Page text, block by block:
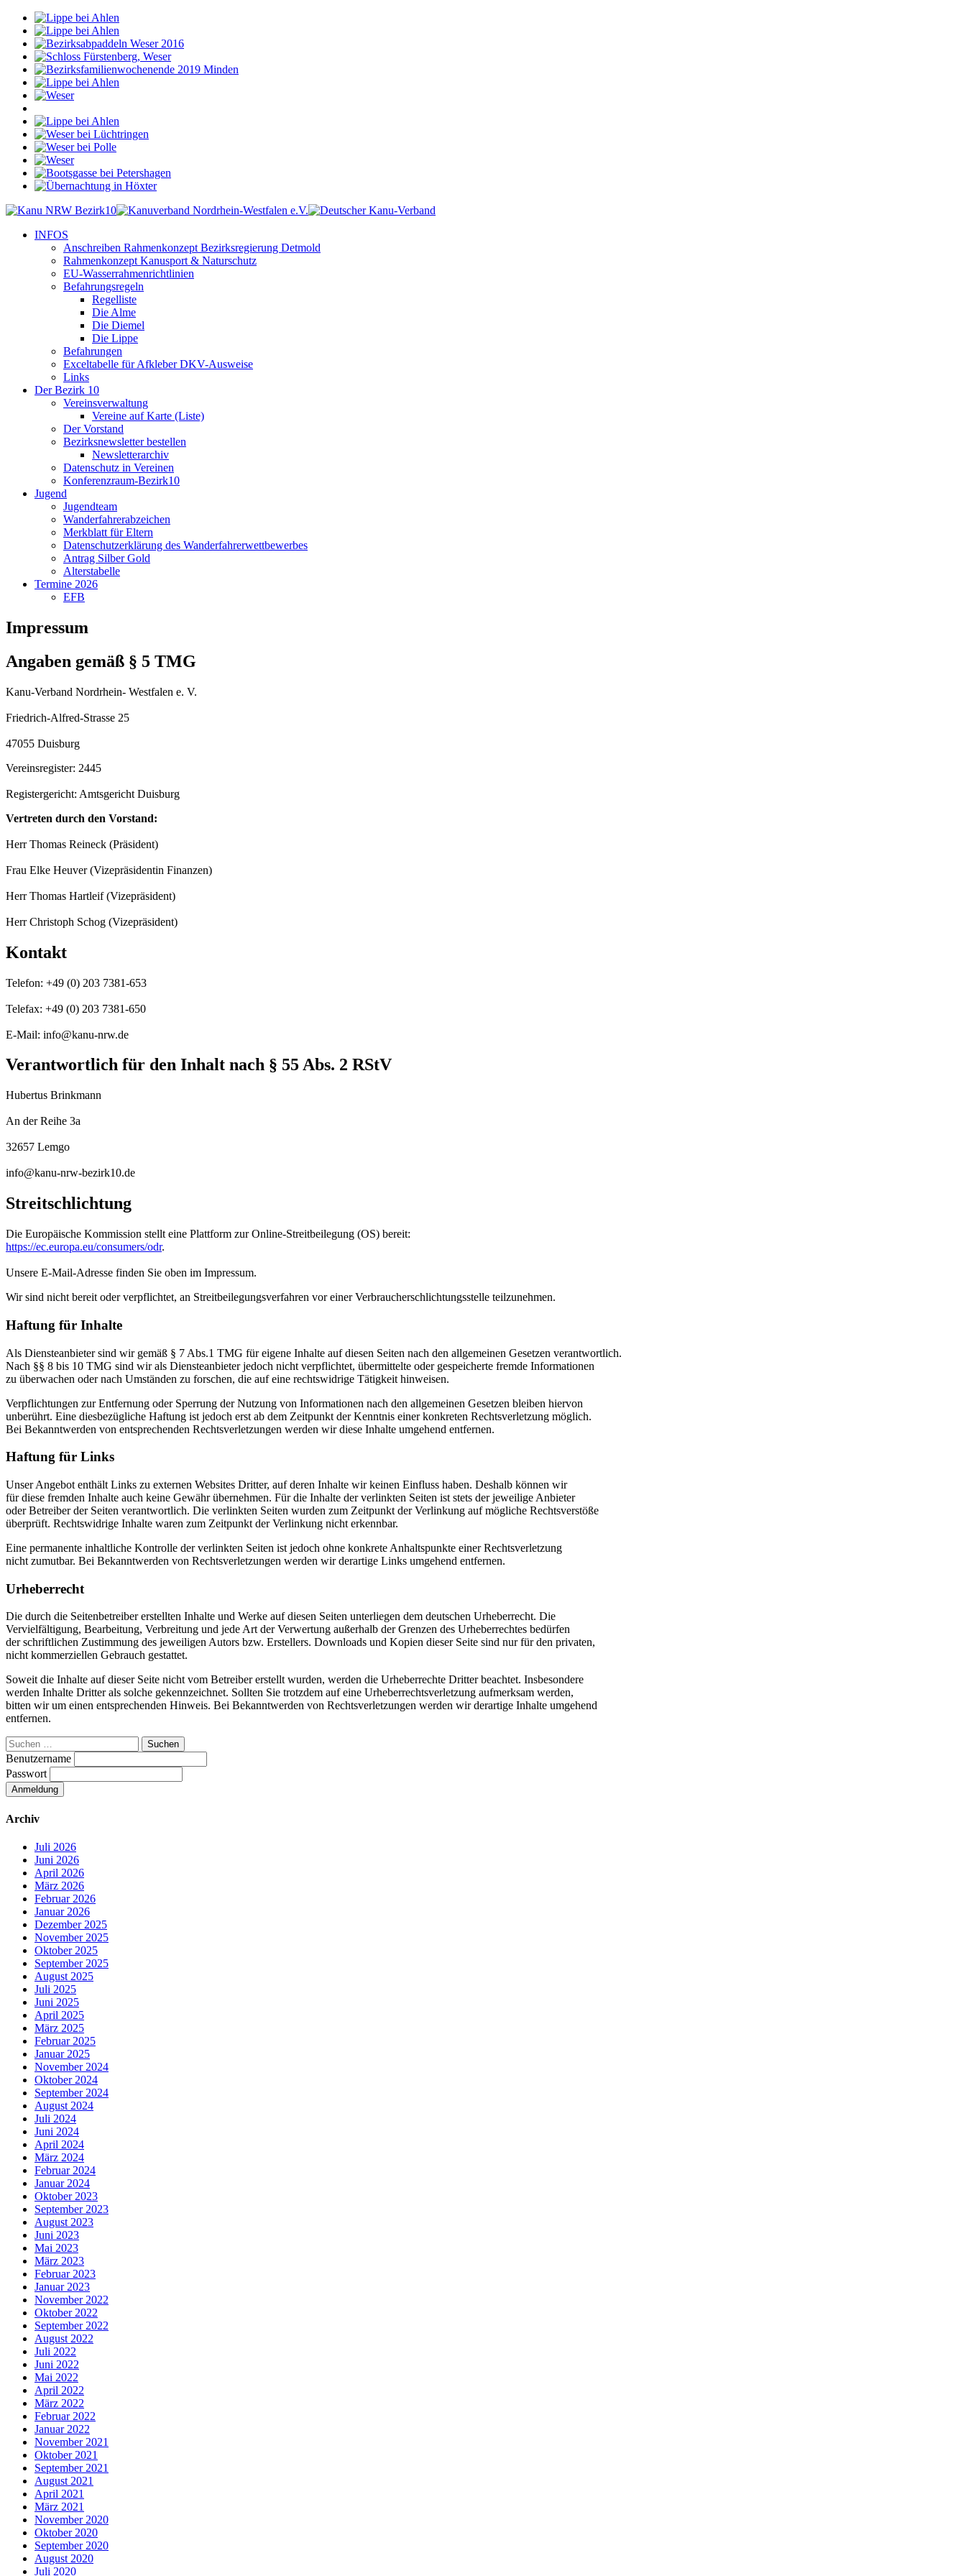
INFOS
Anschreiben Rahmenkonzept Bezirksregierung Detmold
Rahmenkonzept Kanusport & Naturschutz
EU-Wasserrahmenrichtlinien
Befahrungsregeln
Regelliste
Die Alme
Die Diemel
Die Lippe
Befahrungen
Exceltabelle für Afkleber DKV-Ausweise
Links
Der Bezirk 10
Vereinsverwaltung
Vereine auf Karte (Liste)
Der Vorstand
Bezirksnewsletter bestellen
Newsletterarchiv
Datenschutz in Vereinen
Konferenzraum-Bezirk10
Jugend
Jugendteam
Wanderfahrerabzeichen
Merkblatt für Eltern
Datenschutzerklärung des Wanderfahrerwettbewerbes
Antrag Silber Gold
Alterstabelle
Termine 2026
EFB
Impressum
Angaben gemäß § 5 TMG
Kanu-Verband Nordrhein- Westfalen e. V.
Friedrich-Alfred-Strasse 25
47055 Duisburg
Vereinsregister: 2445
Registergericht: Amtsgericht Duisburg
Vertreten durch den Vorstand:
Herr Thomas Reineck (Präsident)
Frau Elke Heuver (Vizepräsidentin Finanzen)
Herr Thomas Hartleif (Vizepräsident)
Herr Christoph Schog (Vizepräsident)
Kontakt
Telefon: +49 (0) 203 7381-653
Telefax: +49 (0) 203 7381-650
E-Mail: info@kanu-nrw.de
Verantwortlich für den Inhalt nach § 55 Abs. 2 RStV
Hubertus Brinkmann
An der Reihe 3a
32657 Lemgo
info@kanu-nrw-bezirk10.de
Streitschlichtung
Die Europäische Kommission stellt eine Plattform zur Online-Streitbeilegung (OS) bereit:
https://ec.europa.eu/consumers/odr.
Unsere E-Mail-Adresse finden Sie oben im Impressum.
Wir sind nicht bereit oder verpflichtet, an Streitbeilegungsverfahren vor einer Verbraucherschlichtungsstelle teilzunehmen.
Haftung für Inhalte
Als Diensteanbieter sind wir gemäß § 7 Abs.1 TMG für eigene Inhalte auf diesen Seiten nach den allgemeinen Gesetzen verantwortlich.
Nach §§ 8 bis 10 TMG sind wir als Diensteanbieter jedoch nicht verpflichtet, übermittelte oder gespeicherte fremde Informationen
zu überwachen oder nach Umständen zu forschen, die auf eine rechtswidrige Tätigkeit hinweisen.
Verpflichtungen zur Entfernung oder Sperrung der Nutzung von Informationen nach den allgemeinen Gesetzen bleiben hiervon
unberührt. Eine diesbezügliche Haftung ist jedoch erst ab dem Zeitpunkt der Kenntnis einer konkreten Rechtsverletzung möglich.
Bei Bekanntwerden von entsprechenden Rechtsverletzungen werden wir diese Inhalte umgehend entfernen.
Haftung für Links
Unser Angebot enthält Links zu externen Websites Dritter, auf deren Inhalte wir keinen Einfluss haben. Deshalb können wir
für diese fremden Inhalte auch keine Gewähr übernehmen. Für die Inhalte der verlinkten Seiten ist stets der jeweilige Anbieter
oder Betreiber der Seiten verantwortlich. Die verlinkten Seiten wurden zum Zeitpunkt der Verlinkung auf mögliche Rechtsverstöße
überprüft. Rechtswidrige Inhalte waren zum Zeitpunkt der Verlinkung nicht erkennbar.
Eine permanente inhaltliche Kontrolle der verlinkten Seiten ist jedoch ohne konkrete Anhaltspunkte einer Rechtsverletzung
nicht zumutbar. Bei Bekanntwerden von Rechtsverletzungen werden wir derartige Links umgehend entfernen.
Urheberrecht
Die durch die Seitenbetreiber erstellten Inhalte und Werke auf diesen Seiten unterliegen dem deutschen Urheberrecht. Die
Vervielfältigung, Bearbeitung, Verbreitung und jede Art der Verwertung außerhalb der Grenzen des Urheberrechtes bedürfen
der schriftlichen Zustimmung des jeweiligen Autors bzw. Erstellers. Downloads und Kopien dieser Seite sind nur für den privaten,
nicht kommerziellen Gebrauch gestattet.
Soweit die Inhalte auf dieser Seite nicht vom Betreiber erstellt wurden, werden die Urheberrechte Dritter beachtet. Insbesondere
werden Inhalte Dritter als solche gekennzeichnet. Sollten Sie trotzdem auf eine Urheberrechtsverletzung aufmerksam werden,
bitten wir um einen entsprechenden Hinweis. Bei Bekanntwerden von Rechtsverletzungen werden wir derartige Inhalte umgehend
entfernen.
Suchen
nach:
Benutzername
Passwort
Archiv
Juli 2026
Juni 2026
April 2026
März 2026
Februar 2026
Januar 2026
Dezember 2025
November 2025
Oktober 2025
September 2025
August 2025
Juli 2025
Juni 2025
April 2025
März 2025
Februar 2025
Januar 2025
November 2024
Oktober 2024
September 2024
August 2024
Juli 2024
Juni 2024
April 2024
März 2024
Februar 2024
Januar 2024
Oktober 2023
September 2023
August 2023
Juni 2023
Mai 2023
März 2023
Februar 2023
Januar 2023
November 2022
Oktober 2022
September 2022
August 2022
Juli 2022
Juni 2022
Mai 2022
April 2022
März 2022
Februar 2022
Januar 2022
November 2021
Oktober 2021
September 2021
August 2021
April 2021
März 2021
November 2020
Oktober 2020
September 2020
August 2020
Juli 2020